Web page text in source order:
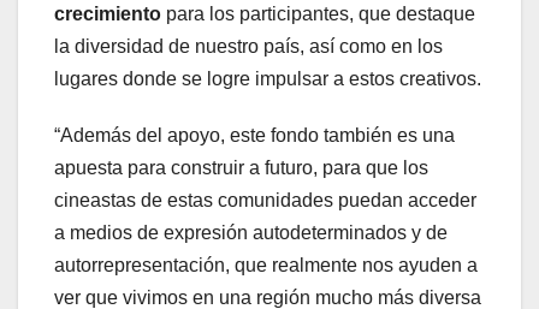
crecimiento para los participantes, que destaque
la diversidad de nuestro país, así como en los
lugares donde se logre impulsar a estos creativos.
“Además del apoyo, este fondo también es una
apuesta para construir a futuro, para que los
cineastas de estas comunidades puedan acceder
a medios de expresión autodeterminados y de
autorrepresentación, que realmente nos ayuden a
ver que vivimos en una región mucho más diversa